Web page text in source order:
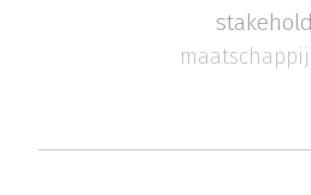
maatschappij